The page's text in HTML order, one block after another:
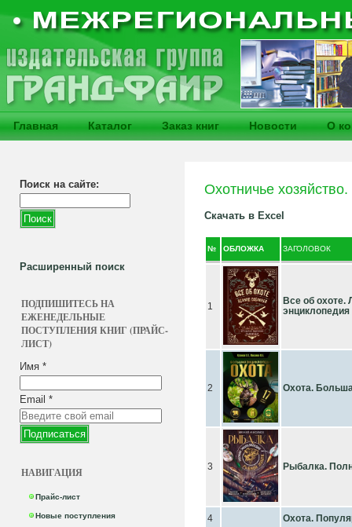
Главная Каталог Заказ книг Новости О
Поиск на сайте:
Расширенный поиск
ПОДПИШИТЕСЬ НА
ЕЖЕНЕДЕЛЬНЫЕ
ПОСТУПЛЕНИЯ КНИГ (ПРАЙС-
ЛИСТ)
Имя *
Email *
НАВИГАЦИЯ
Прайс-лист
Новые поступления
Охотничье
Скачать в Excel
№ ОБЛОЖКА ЗАГОЛОВОК
1
Все об охоте.
2 Охота.
3 Рыбалка.
4 Охота.